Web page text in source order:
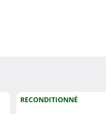
RECONDITIONNÉ